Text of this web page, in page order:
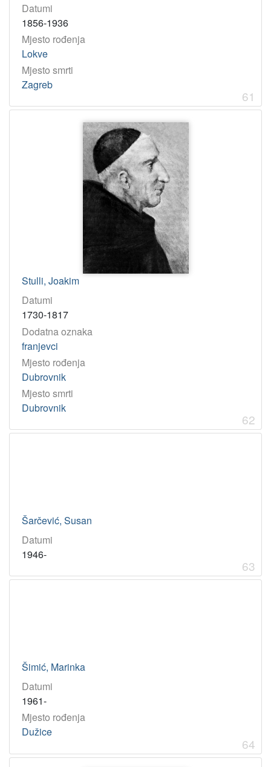
Datumi
1856-1936
Mjesto rođenja
Lokve
Mjesto smrti
Zagreb
61
Stulli, Joakim
Datumi
1730-1817
Dodatna oznaka
franjevci
Mjesto rođenja
Dubrovnik
Mjesto smrti
Dubrovnik
62
Šarčević, Susan
Datumi
1946-
63
Šimić, Marinka
Datumi
1961-
Mjesto rođenja
Dužice
64